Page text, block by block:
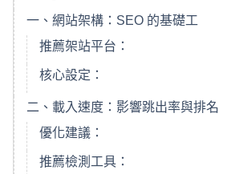
一、網站架構：SEO 的基礎工
推薦架站平台：
核心設定：
二、載入速度：影響跳出率與排名
優化建議：
推薦檢測工具：